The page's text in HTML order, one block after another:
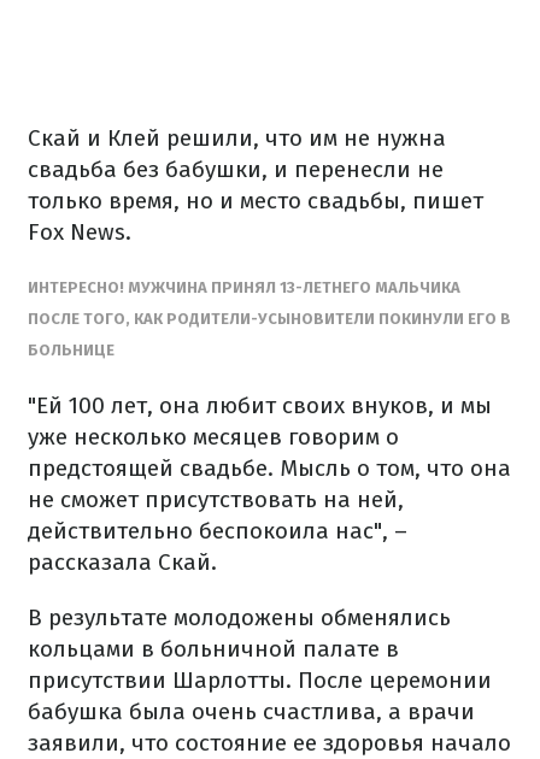
Скай и Клей решили, что им не нужна
свадьба без бабушки, и перенесли не
только время, но и место свадьбы, пишет
Fox News.
ИНТЕРЕСНО! МУЖЧИНА ПРИНЯЛ 13-ЛЕТНЕГО МАЛЬЧИКА
ПОСЛЕ ТОГО, КАК РОДИТЕЛИ-УСЫНОВИТЕЛИ ПОКИНУЛИ ЕГО В
БОЛЬНИЦЕ
"Ей 100 лет, она любит своих внуков, и мы
уже несколько месяцев говорим о
предстоящей свадьбе. Мысль о том, что она
не сможет присутствовать на ней,
действительно беспокоила нас", –
рассказала Скай.
В результате молодожены обменялись
кольцами в больничной палате в
присутствии Шарлотты. После церемонии
бабушка была очень счастлива, а врачи
заявили, что состояние ее здоровья начало